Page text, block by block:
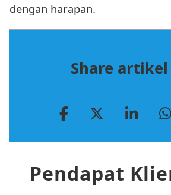
dengan harapan.
Share
Pendapat